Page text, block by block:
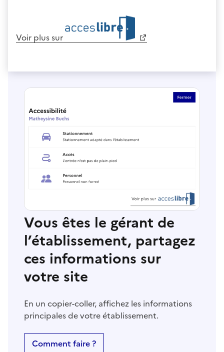
Voir plus sur
Vous êtes le gérant de
l’établissement, partagez
ces informations sur
votre site
En un copier-coller, affichez les informations
principales de votre établissement.
Comment faire ?